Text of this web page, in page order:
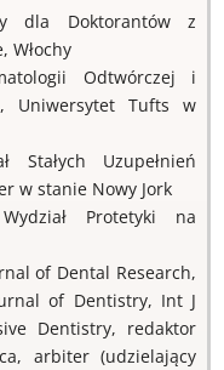
dla Doktorantów z
Włochy
Odtwórczej i
Uniwersytet Tufts w
Stałych Uzupełnień
w stanie Nowy Jork
Protetyki na
of Dental Research,
of Dentistry, Int J
Dentistry, redaktor
arbiter (udzielający